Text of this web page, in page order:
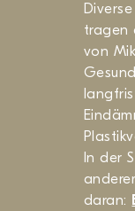
tragen
von
In der
daran: